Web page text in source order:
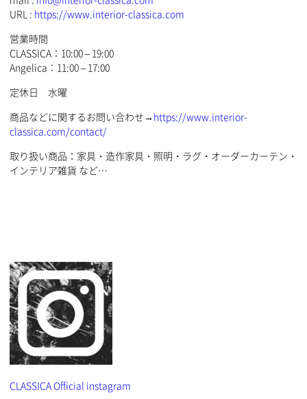
URL : https://www.interior-classica.com
営業時間
CLASSICA：10:00 – 19:00
Angelica：11:00 – 17:00
定休日 水曜
商品などに関するお問い合わせ→ https://www.interior-
classica.com/contact/
取り扱い商品：家具・造作家具・照明・ラグ・オーダーカーテン・
インテリア雑貨 など…
CLASSICA Official instagram